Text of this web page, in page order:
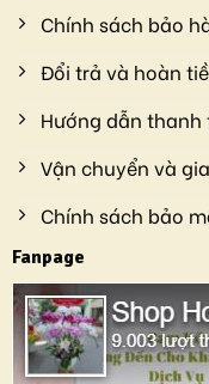
Chính sách bảo
Đổi trả và hoàn
Hướng dẫn thanh
Vận chuyển và
Chính sách bảo
Fanpage